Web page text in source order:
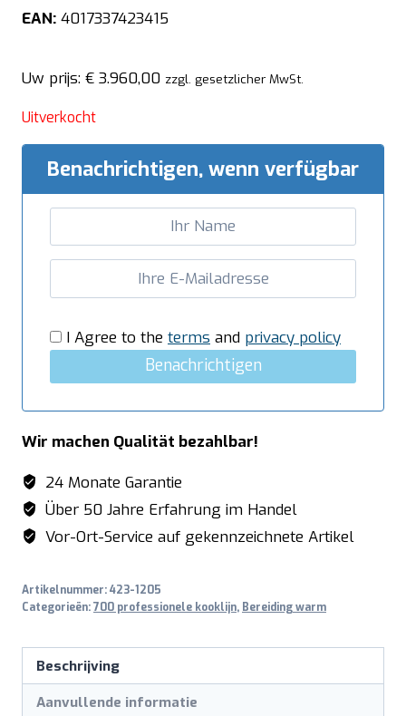
EAN: 4017337423415
Uw prijs: € 3.960,00 zzgl. gesetzlicher MwSt.
Uitverkocht
Benachrichtigen, wenn verfügbar
I Agree to the terms and privacy policy
Benachrichtigen
Wir machen Qualität bezahlbar!
24 Monate Garantie
Über 50 Jahre Erfahrung im Handel
Vor-Ort-Service auf gekennzeichnete Artikel
Artikelnummer:423-1205
Categorieën:700 professionele kooklijn, Bereiding warm
Beschrijving
Aanvullende informatie